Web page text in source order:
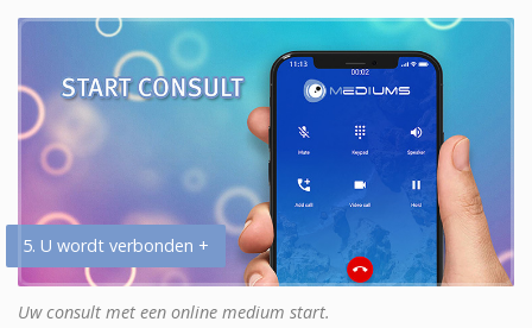
5. U wordt verbonden +
Uw consult met een online medium start.